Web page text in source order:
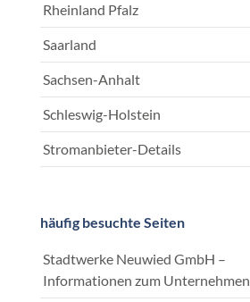
Rheinland Pfalz
Saarland
Sachsen-Anhalt
Schleswig-Holstein
Stromanbieter-Details
häufig besuchte Seiten
Stadtwerke Neuwied GmbH –
Informationen zum Unternehmen